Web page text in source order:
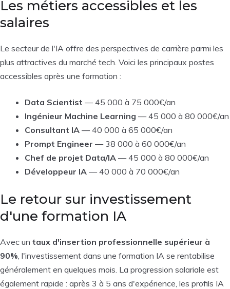
Les métiers accessibles et les
salaires
Le secteur de l'IA offre des perspectives de carrière parmi les
plus attractives du marché tech. Voici les principaux postes
accessibles après une formation :
Data Scientist — 45 000 à 75 000€/an
Ingénieur Machine Learning — 45 000 à 80 000€/an
Consultant IA — 40 000 à 65 000€/an
Prompt Engineer — 38 000 à 60 000€/an
Chef de projet Data/IA — 45 000 à 80 000€/an
Développeur IA — 40 000 à 70 000€/an
Le retour sur investissement
d'une formation IA
Avec un taux d'insertion professionnelle supérieur à
90% , l'investissement dans une formation IA se rentabilise
généralement en quelques mois. La progression salariale est
également rapide : après 3 à 5 ans d'expérience, les profils IA